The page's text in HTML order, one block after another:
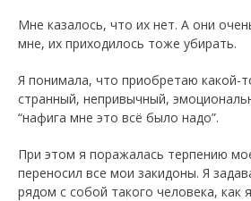
Мне казалось, что их нет. А они
мне, их приходилось тоже убирать.
Я понимала, что приобретаю какой-
странный, непривычный,
“нафига мне это всё было надо”.
При этом я поражалась терпению
переносил все мои закидоны. Я
рядом с собой такого человека, как